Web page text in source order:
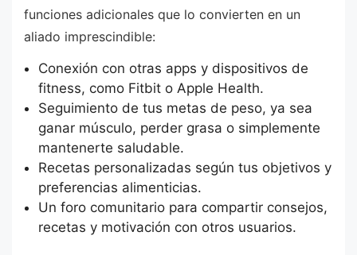
funciones adicionales que lo convierten en un
aliado imprescindible:
Conexión con otras apps y dispositivos de
fitness, como Fitbit o Apple Health.
Seguimiento de tus metas de peso, ya sea
ganar músculo, perder grasa o simplemente
mantenerte saludable.
Recetas personalizadas según tus objetivos y
preferencias alimenticias.
Un foro comunitario para compartir consejos,
recetas y motivación con otros usuarios.